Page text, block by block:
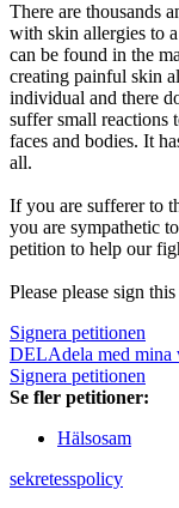
There are thousands
with skin allergies to
can be found in the
creating painful skin
individual and there
suffer small reactions
faces and bodies. It
all.
If you are sufferer to
you are sympathetic
petition to help our
Please please sign
Signera petitionen
DELAdela med mina
Signera petitionen
Se fler petitioner:
Hälsosam
sekretesspolicy